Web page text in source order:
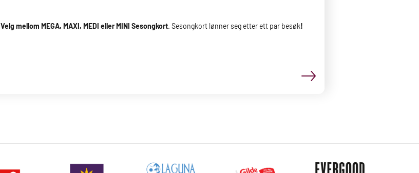
Velg mellom MEGA, MAXI, MEDI eller MINI Sesongkort. Sesongkort lønner seg etter ett par besøk!